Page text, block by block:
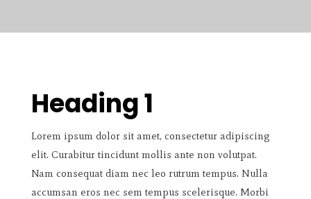
Heading 1
Lorem ipsum dolor sit amet, consectetur adipiscing
elit. Curabitur tincidunt mollis ante non volutpat.
Nam consequat diam nec leo rutrum tempus. Nulla
accumsan eros nec sem tempus scelerisque. Morbi